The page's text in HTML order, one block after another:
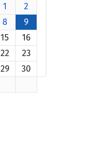
1
2
8
9
15
16
22
23
29
30